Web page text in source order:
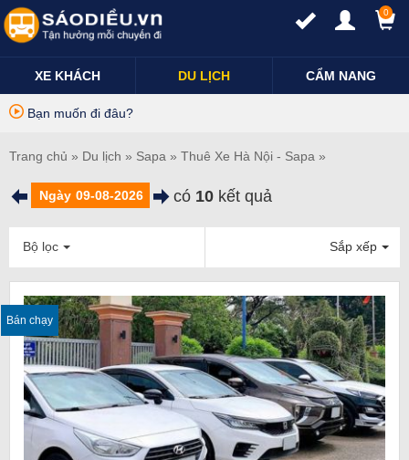
0
XE KHÁCH DU LỊCH CẨM NANG
Bạn muốn đi đâu?
Trang chủ » Du lịch » Sapa » Thuê Xe Hà Nội - Sapa »
Ngày có 10 kết quả
Bộ lọc Sắp xếp
Bán chạy